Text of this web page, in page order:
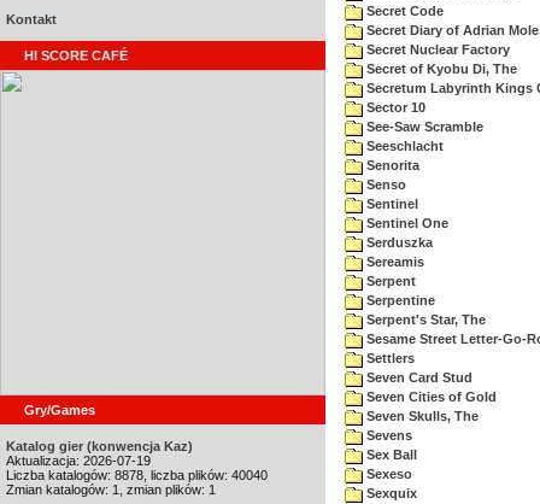
Kontakt
HI SCORE CAFÉ
Gry/Games
Katalog gier (konwencja Kaz)
Aktualizacja: 2026-07-19
Liczba katalogów: 8878, liczba plików: 40040
Zmian katalogów: 1, zmian plików: 1
Secret Code
Secret Diary of Adrian
Secret Nuclear Factory
Secret of Kyobu Di, The
Secretum Labyrinth Kings
Sector 10
See-Saw Scramble
Seeschlacht
Senorita
Senso
Sentinel
Sentinel One
Serduszka
Sereamis
Serpent
Serpentine
Serpent's Star, The
Sesame Street Letter-Go-
Settlers
Seven Card Stud
Seven Cities of Gold
Seven Skulls, The
Sevens
Sex Ball
Sexeso
Sexquix